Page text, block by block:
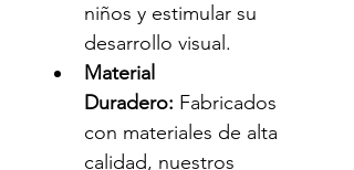
niños y estimular su
desarrollo visual.
Material
Duradero: Fabricados
con materiales de alta
calidad, nuestros